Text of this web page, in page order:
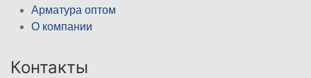
Арматура оптом
О компании
Контакты